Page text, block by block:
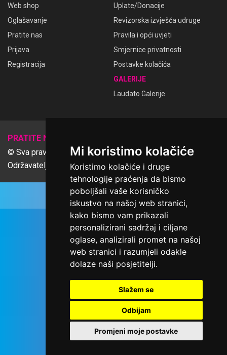
Mi koristimo kolačiće
Koristimo kolačiće i druge
tehnologije praćenja da bismo
poboljšali vaše korisničko
iskustvo na našoj web stranici,
kako bismo vam prikazali
personalizirani sadržaj i ciljane
oglase, analizirali promet na našoj
web stranici i razumjeli odakle
dolaze naši posjetitelji.
Slažem se
Odbijam
Promjeni moje postavke
Web shop
Oglašavanje
Pratite nas
Prijava
Registracija
Uplate/Donacije
Revizorska izvješća udruge
Pravila i opći uvjeti
Smjernice privatnosti
Postavke kolačića
GALERIJE
Laudato Galerije
PRATITE NAS
© Sva prava pridržana Udruga Ime dobrote
Održavatelj Netcom d.o.o., Riva 6, Rijeka